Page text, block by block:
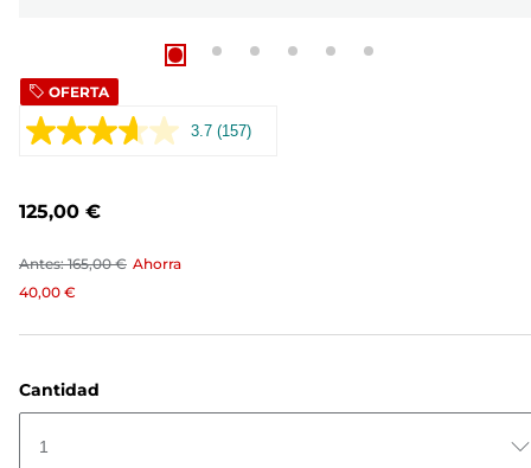
OFERTA
3.7 Leer
(157)
125,00 €
Antes:165,00 € Ahorra
40,00 €
Cantidad
1